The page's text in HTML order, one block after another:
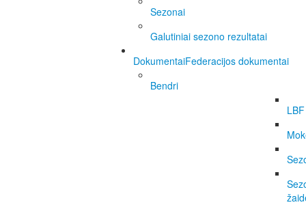
Sezonai
Galutiniai sezono rezultatai
DokumentaiFederacijos dokumentai
Bendri